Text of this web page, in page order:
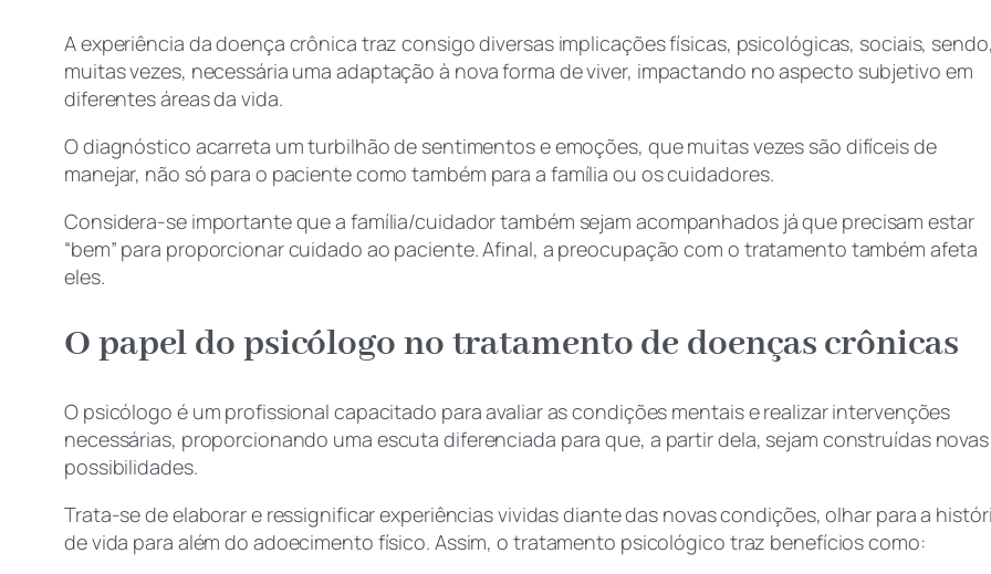
A experiência da doença crônica traz consigo diversas implicações físicas, psicológicas, sociais, sendo,
muitas vezes, necessária uma adaptação à nova forma de viver, impactando no aspecto subjetivo em
diferentes áreas da vida.
O diagnóstico acarreta um turbilhão de sentimentos e emoções, que muitas vezes são difíceis de
manejar, não só para o paciente como também para a família ou os cuidadores.
Considera-se importante que a família/cuidador também sejam acompanhados já que precisam estar
“bem” para proporcionar cuidado ao paciente. Afinal, a preocupação com o tratamento também afeta
eles.
O papel do psicólogo no tratamento de doenças crônicas
O psicólogo é um profissional capacitado para avaliar as condições mentais e realizar intervenções
necessárias, proporcionando uma escuta diferenciada para que, a partir dela, sejam construídas novas
possibilidades.
Trata-se de elaborar e ressignificar experiências vividas diante das novas condições, olhar para a
de vida para além do adoecimento físico. Assim, o tratamento psicológico traz benefícios como: